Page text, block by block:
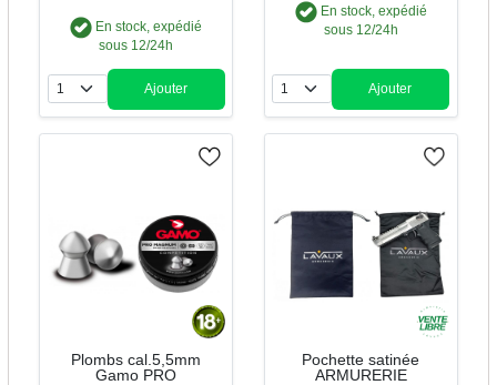
En stock, expédié
sous 12/24h
Quantité
Ajouter
En stock, expédié
sous 12/24h
Quantité
Ajouter
Plombs cal.5,5mm
Gamo PRO
Pochette satinée
ARMURERIE